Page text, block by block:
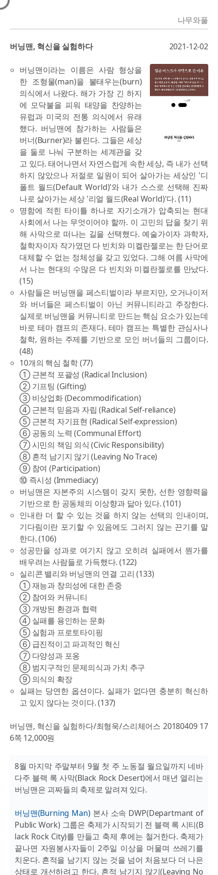
나무와풀
버닝맨, 혁신을 실험하다 2021-12-02
버닝맨이라는 이름은 사람 형상을
한 조형물(man)을 불태우는(burn)
의식에서 나왔다. 해가 가장 긴 하지
에 모닥불을 피워 태양을 찬양하는
유럽과 미국의 전통 의식에서 유래
했다. 버닝맨에 참가하는 사람들은
버너(Burner)라 불린다. 그들은 세상
을 둘로 나눠 구분하는 세계관을 갖
고 있다. 태어나면서 자연스럽게 속한 세상, 즉 내가 선택
하지 않았으나 저절로 일원이 되어 살아가는 세상인 '디
폴트 월드(Default World)'와 내가 스스로 선택해 진짜
나로 살아가는 세상 '리얼 월드(Real World)'다. (11)
명함에 적힌 타이틀 하나로 자기소개가 압축되는 현대
사회에서 나는 무엇이어야 할까. 이 고민의 답을 찾기 위
해 사막으로 떠나는 길을 선택했다. 예술가이자 과학자,
철학자이자 작가였던 다 빈치와 미켈란젤로는 한 단어로
대체할 수 없는 정체성을 갖고 있었다. 그해 여름 사막에
서 나는 현대의 수많은 다 빈치와 미켈란젤로를 만났다.
(15)
사람들은 버닝맨을 페스티벌이라 부르지만, 오거나이저
와 버너들은 페스티벌이 아닌 커뮤니티라고 주장한다.
실제로 버닝맨을 커뮤니티로 만드는 핵심 요소가 있는데
바로 테마 캠프의 존재다. 테마 캠프는 특별한 관심사나
철학, 원하는 주제를 기반으로 모인 버너들의 그룹이다.
(48)
10개의 핵심 철학 (77)
① 근본적 포괄성 (Radical Inclusion)
② 기프팅 (Gifting)
③ 비상업화 (Decommodification)
④ 근본적 믿음과 자립 (Radical Self-reliance)
⑤ 근본적 자기표현 (Radical Self-expression)
⑥ 공동의 노력 (Communal Effort)
⑦ 시민의 책임 의식 (Civic Responsibility)
⑧ 흔적 남기지 않기 (Leaving No Trace)
⑨ 참여 (Participation)
⑩ 즉시성 (Immediacy)
버닝맨은 자본주의 시스템이 갖지 못한, 선한 영향력을
기반으로 한 공동체의 이상향과 닮아 있다. (101)
인내란 더 할 수 있는 것을 하지 않는 선택의 인내이며,
기다림이란 포기할 수 있음에도 그러지 않는 끈기를 말
한다. (106)
성공만을 성과로 여기지 않고 오히려 실패에서 뭔가를
배우려는 사람들로 가득했다. (122)
실리콘 밸리와 버닝맨의 연결 고리 (133)
① 재능과 창의성에 대한 존중
② 참여와 커뮤니티
③ 개방된 환경과 협력
④ 실패를 용인하는 문화
⑤ 실험과 프로토타이핑
⑥ 급진적이고 파괴적인 혁신
⑦ 다양성과 포옹
⑧ 범지구적인 문제의식과 가치 추구
⑨ 의식의 확장
실패는 당연한 옵션이다. 실패가 없다면 충분히 혁신하
고 있지 않다는 것이다. (137)
버닝맨, 혁신을 실험하다/최형욱/스리체어스 20180409 17
6쪽 12,000원
8월 마지막 주말부터 9월 첫 주 노동절 월요일까지 네바
다주 블랙 록 사막(Black Rock Desert)에서 매년 열리는
버닝맨은 괴짜들의 축제로 알려져 있다.
버닝맨(Burning Man)본사 소속 DWP(Departmant of
Public Work) 그룹은 축제가 시작되기 전 블랙 록 시티(B
lack Rock City)를 만들고 축제 후에는 철거한다. 축제가
끝나면 자원봉사자들이 2주일 이상을 머물며 쓰레기를
치운다. 흔적을 남기지 않는 것을 넘어 처음보다 더 나은
상태로 개선하려고 한다. 흔적 남기지 않기(Leaving No